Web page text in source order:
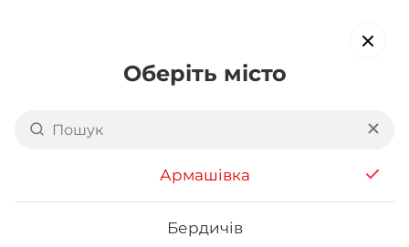
Оберіть місто
Армашівка
Бердичів
Доставка суші в
обирайте страви, які вам подобаються про все інше ми
подбаємо